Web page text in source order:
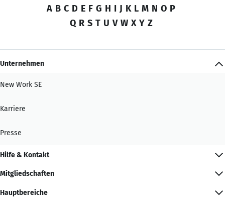
A B C D E F G H I J K L M N O P
Q R S T U V W X Y Z
Unternehmen
New Work SE
Karriere
Presse
Hilfe & Kontakt
Mitgliedschaften
Hauptbereiche